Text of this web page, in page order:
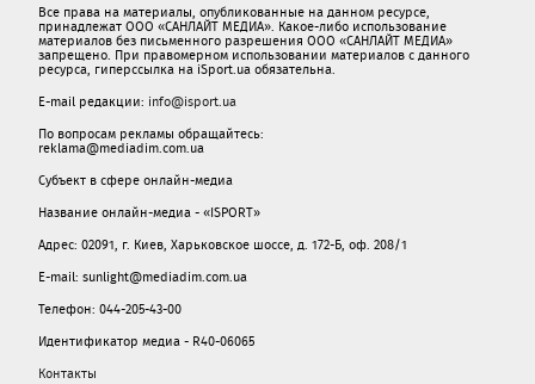
Все права на материалы, опубликованные на данном ресурсе,
принадлежат ООО «САНЛАЙТ МЕДИА». Какое-либо использование
материалов без письменного разрешения ООО «САНЛАЙТ МЕДИА»
запрещено. При правомерном использовании материалов с данного
ресурса, гиперссылка на iSport.ua обязательна.
E-mail редакции: info@isport.ua
По вопросам рекламы обращайтесь:
reklama@mediadim.com.ua
Субъект в сфере онлайн-медиа
Название онлайн-медиа - «ISPORT»
Адрес: 02091, г. Киев, Харьковское шоссе, д. 172-Б, оф. 208/1
E-mail: sunlight@mediadim.com.ua
Телефон: 044-205-43-00
Идентификатор медиа - R40-06065
Контакты